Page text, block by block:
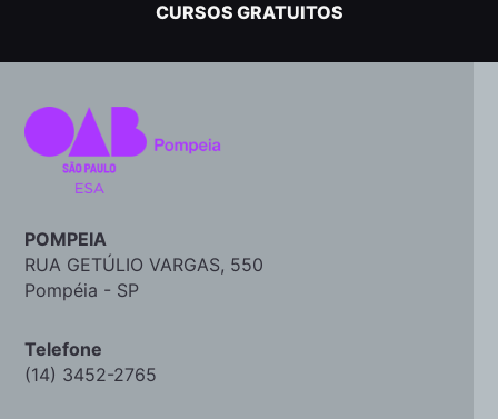
CURSOS GRATUITOS
POMPEIA
RUA GETÚLIO VARGAS, 550
Pompéia - SP
Telefone
(14) 3452-2765